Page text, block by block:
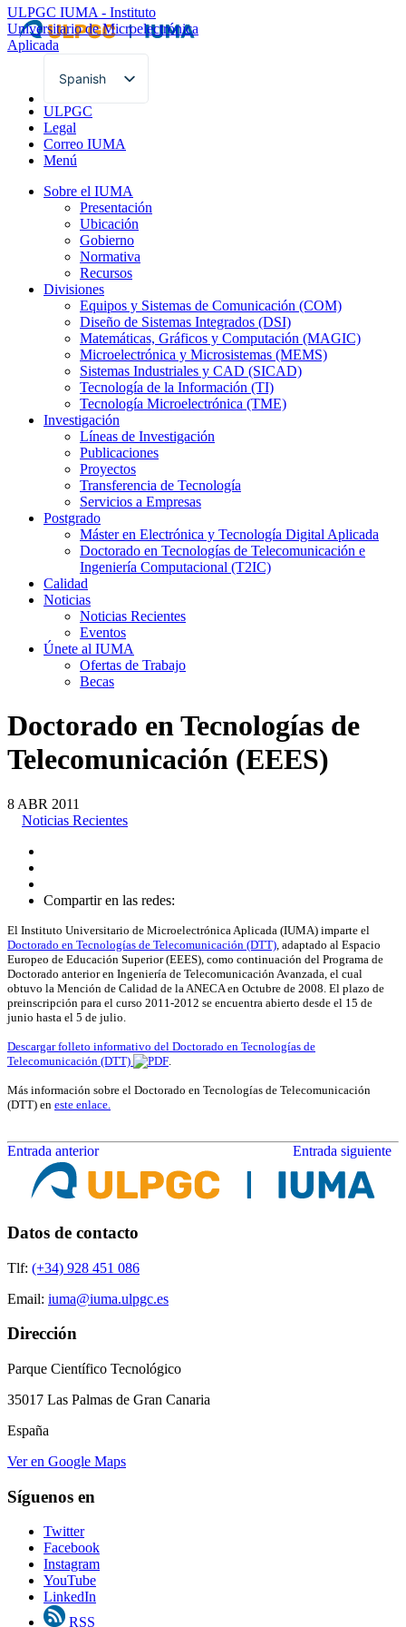
ULPGC IUMA - Instituto
Universitario de Microelectrónica
Aplicada
Spanish
English
ULPGC
Legal
Correo IUMA
Menú
Sobre el IUMA
Presentación
Ubicación
Gobierno
Normativa
Recursos
Divisiones
Equipos y Sistemas de Comunicación (COM)
Diseño de Sistemas Integrados (DSI)
Matemáticas, Gráficos y Computación (MAGIC)
Microelectrónica y Microsistemas (MEMS)
Sistemas Industriales y CAD (SICAD)
Tecnología de la Información (TI)
Tecnología Microelectrónica (TME)
Investigación
Líneas de Investigación
Publicaciones
Proyectos
Transferencia de Tecnología
Servicios a Empresas
Postgrado
Máster en Electrónica y Tecnología Digital Aplicada
Doctorado en Tecnologías de Telecomunicación e
Ingeniería Computacional (T2IC)
Calidad
Noticias
Noticias Recientes
Eventos
Únete al IUMA
Ofertas de Trabajo
Becas
Doctorado en Tecnologías de
Telecomunicación (EEES)
8 ABR 2011
Noticias Recientes
Compartir en las redes:
El Instituto Universitario de Microelectrónica Aplicada (IUMA) imparte el
Doctorado en Tecnologías de Telecomunicación (DTT) , adaptado al Espacio
Europeo de Educación Superior (EEES), como continuación del Programa de
Doctorado anterior en Ingeniería de Telecomunicación Avanzada, el cual
obtuvo la Mención de Calidad de la ANECA en Octubre de 2008. El plazo de
preinscripción para el curso 2011-2012 se encuentra abierto desde el 15 de
junio hasta el 5 de julio.
Descargar folleto informativo del Doctorado en Tecnologías de
Telecomunicación (DTT)
Más información sobre el Doctorado en Tecnologías de Telecomunicación
(DTT) en este enlace.
Entrada anterior Entrada siguiente
Datos de contacto
Tlf: (+34) 928 451 086
Email: iuma@iuma.ulpgc.es
Dirección
Parque Científico Tecnológico
35017 Las Palmas de Gran Canaria
España
Ver en Google Maps
Síguenos en
Twitter
Facebook
Instagram
YouTube
LinkedIn
RSS